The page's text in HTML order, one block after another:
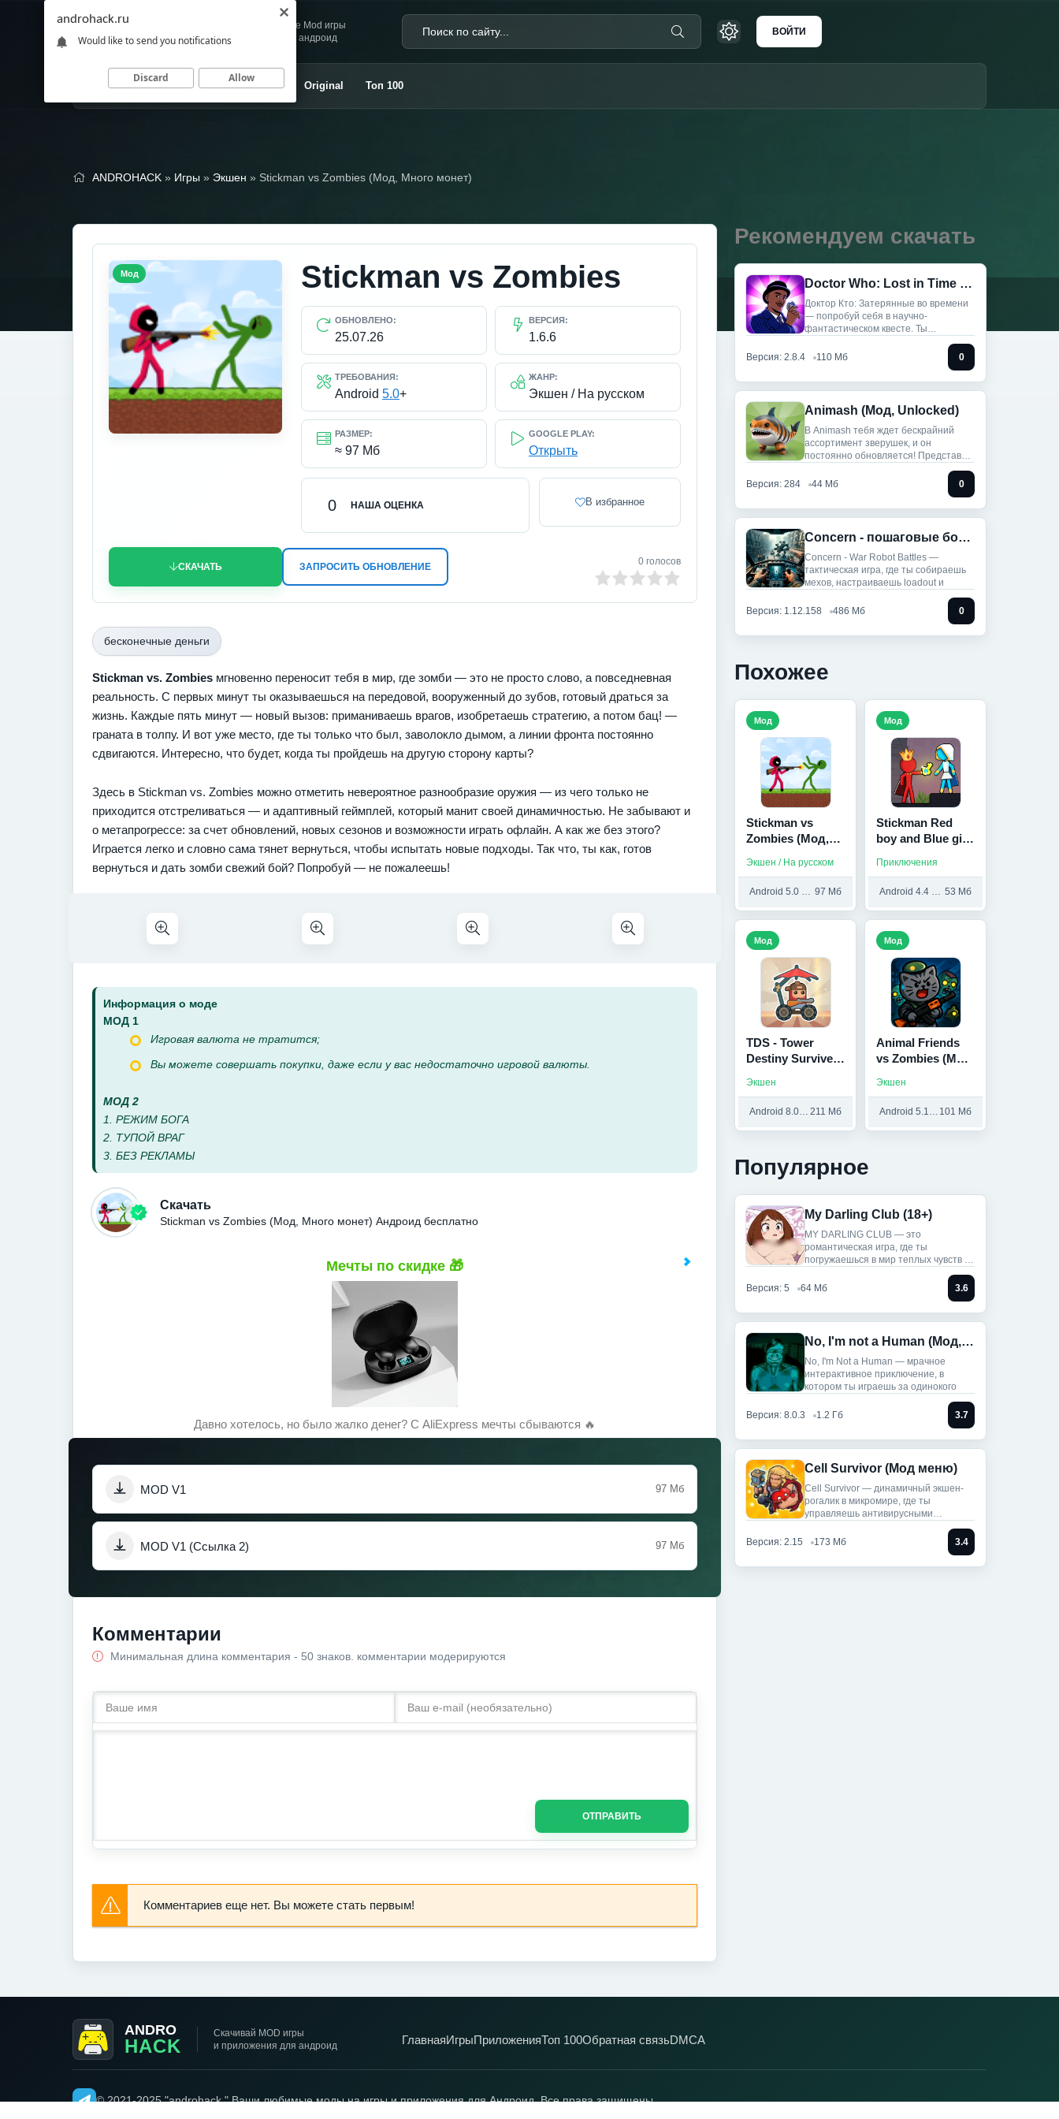
Andro
HACK
Скачивай любимые Mod игры
и приложения для андроид
ВОЙТИ
Главная Игры Приложения Original Топ 100
ANDROHACK » Игры » Экшен » Stickman vs Zombies (Мод, Много монет)
Stickman vs Zombies
ОБНОВЛЕНО:
25.07.26
ВЕРСИЯ:
1.6.6
ТРЕБОВАНИЯ:
Android 5.0+
ЖАНР:
Экшен / На русском
РАЗМЕР:
≈ 97 Мб
GOOGLE PLAY:
Открыть
НАША ОЦЕНКА
0 В избранное
СКАЧАТЬ ЗАПРОСИТЬ ОБНОВЛЕНИЕ 0 голосов
Мод
бесконечные деньги
Stickman vs. Zombies мгновенно переносит тебя в мир, где зомби — это не просто слово, а повседневная
реальность. С первых минут ты оказываешься на передовой, вооруженный до зубов, готовый драться за
жизнь. Каждые пять минут — новый вызов: приманиваешь врагов, изобретаешь стратегию, а потом бац! —
граната в толпу. И вот уже место, где ты только что был, заволокло дымом, а линии фронта постоянно
сдвигаются. Интересно, что будет, когда ты пройдешь на другую сторону карты?
Здесь в Stickman vs. Zombies можно отметить невероятное разнообразие оружия — из чего только не
приходится отстреливаться — и адаптивный геймплей, который манит своей динамичностью. Не забывают и
о метапрогрессе: за счет обновлений, новых сезонов и возможности играть офлайн. А как же без этого?
Играется легко и словно сама тянет вернуться, чтобы испытать новые подходы. Так что, ты как, готов
вернуться и дать зомби свежий бой? Попробуй — не пожалеешь!
Информация о моде
МОД 1
Игровая валюта не тратится;
Вы можете совершать покупки, даже если у вас недостаточно игровой валюты.
МОД 2
1. РЕЖИМ БОГА
2. ТУПОЙ ВРАГ
3. БЕЗ РЕКЛАМЫ
Скачать
Stickman vs Zombies (Мод, Много монет) Андроид бесплатно
Мечты по скидке 🎁
Давно хотелось, но было жалко денег? С AliExpress мечты сбываются 🔥
MOD V1 97 Мб
MOD V1 (Ссылка 2) 97 Мб
Комментарии
Минимальная длина комментария - 50 знаков. комментарии модерируются
ОТПРАВИТЬ
Комментариев еще нет. Вы можете стать первым!
Рекомендуем скачать
Doctor Who: Lost in Time (Мод, Много денег)
Доктор Кто: Затерянные во времени
— попробуй себя в научно-
фантастическом квесте. Ты
Версия: 2.8.4
110 Мб 0
Animash (Мод, Unlocked)
В Animash тебя ждет бескрайний
ассортимент зверушек, и он
постоянно обновляется! Представь
Версия: 284
44 Мб 0
Concern - пошаговые бои мехов (Мод меню)
Concern - War Robot Battles —
тактическая игра, где ты собираешь
мехов, настраиваешь loadout и
Версия: 1.12.158 486 Мб 0
Похожее
Stickman vs
Zombies (Мод,
Экшен / На русском
Android 5.0 и выше 97 Мб
Мод
Stickman Red
boy and Blue girl
денег)
Приключения
Android 4.4 и выше 53 Мб
Мод
TDS - Tower
Destiny Survive
денег)
Экшен
Android 8.0 и выше 211 Мб
Мод
Animal Friends
vs Zombies (Мод
Экшен
Android 5.1 и выше 101 Мб
Мод
Популярное
My Darling Club (18+)
MY DARLING CLUB — это
романтическая игра, где ты
погружаешься в мир теплых чувств и
Версия: 5
64 Мб 3.6
No, I'm not a Human (Мод, Unlocked)
No, I'm Not a Human — мрачное
интерактивное приключение, в
котором ты играешь за одинокого
Версия: 8.0.3 1.2 Гб 3.7
Cell Survivor (Мод меню)
Cell Survivor — динамичный экшен-
рогалик в микромире, где ты
управляешь антивирусными
Версия: 2.15
173 Мб 3.4
ANDRO
HACK
Скачивай MOD игры
и приложения для андроид
ГлавнаяИгрыПриложенияТоп 100Обратная связьDMCA
© 2021-2025 "androhack " Ваши любимые моды на игры и приложения для Андроид. Все права защищены.
androhack.ru
Would like to send you notifications
Discard Allow